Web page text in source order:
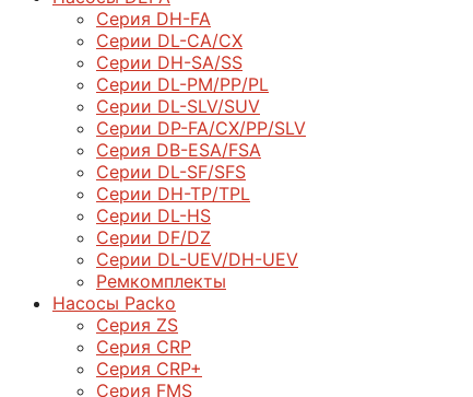
Серия DH-FA
Серии DL-CA/CX
Серии DH-SA/SS
Серии DL-PM/РР/PL
Серии DL-SLV/SUV
Серии DP-FA/CX/PP/SLV
Серия DB-ЕSA/FSA
Серии DL-SF/SFS
Серии DН-ТP/ТPL
Серии DL-HS
Серии DF/DZ
Серии DL-UEV/DH-UEV
Ремкомплекты
Насосы Packo
Серия ZS
Серия CRP
Серия CRP+
Серия FMS